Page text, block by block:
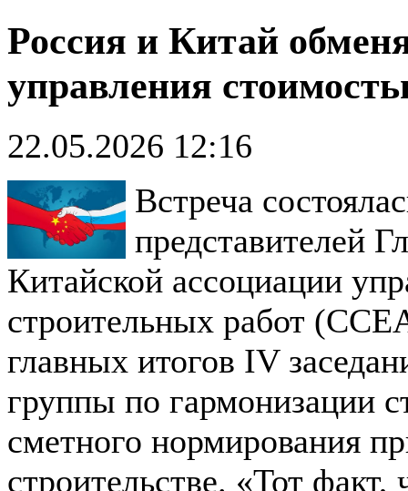
Россия и Китай
управления
22.05.2026 12:16
Встреча
представителей
Китайской ассоциации
строительных работ
главных итогов IV
группы по гармонизации
сметного нормирования
строительстве. «Тот